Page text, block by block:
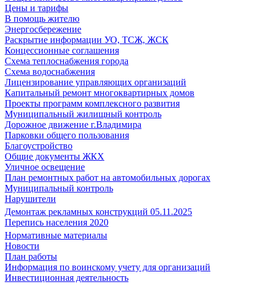
Цены и тарифы
В помощь жителю
Энергосбережение
Раскрытие информации УО, ТСЖ, ЖСК
Концессионные соглашения
Схема теплоснабжения города
Схема водоснабжения
Лицензирование управляющих организаций
Капитальный ремонт многоквартирных домов
Проекты программ комплексного развития
Муниципальный жилищный контроль
Дорожное движение г.Владимира
Парковки общего пользования
Благоустройство
Общие документы ЖКХ
Уличное освещение
План ремонтных работ на автомобильных дорогах
Муниципальный контроль
Нарушители
Демонтаж рекламных конструкций 05.11.2025
Перепись населения 2020
Нормативные материалы
Новости
План работы
Информация по воинскому учету для организаций
Инвестиционная деятельность